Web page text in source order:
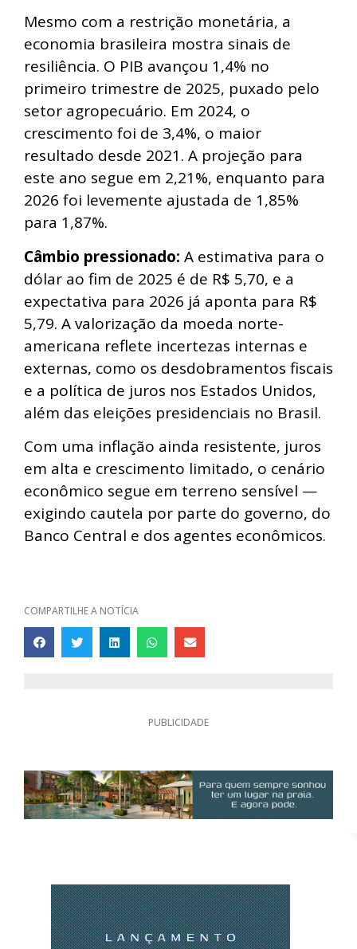
Mesmo com a restrição monetária, a
economia brasileira mostra sinais de
resiliência. O PIB avançou 1,4% no
primeiro trimestre de 2025, puxado pelo
setor agropecuário. Em 2024, o
crescimento foi de 3,4%, o maior
resultado desde 2021. A projeção para
este ano segue em 2,21%, enquanto para
2026 foi levemente ajustada de 1,85%
para 1,87%.
Câmbio pressionado: A estimativa para o
dólar ao fim de 2025 é de R$ 5,70, e a
expectativa para 2026 já aponta para R$
5,79. A valorização da moeda norte-
americana reflete incertezas internas e
externas, como os desdobramentos fiscais
e a política de juros nos Estados Unidos,
além das eleições presidenciais no Brasil.
Com uma inflação ainda resistente, juros
em alta e crescimento limitado, o cenário
econômico segue em terreno sensível —
exigindo cautela por parte do governo, do
Banco Central e dos agentes econômicos.
COMPARTILHE A NOTÍCIA
PUBLICIDADE